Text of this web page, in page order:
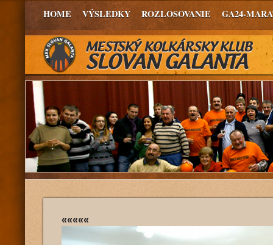
HOME VÝSLEDKY ROZLOSOVANIE GA24-
«««««